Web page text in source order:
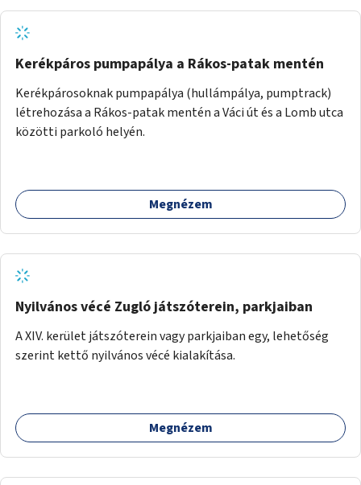
Kerékpáros pumpapálya a Rákos-patak mentén
Kerékpárosoknak pumpapálya (hullámpálya, pumptrack)
létrehozása a Rákos-patak mentén a Váci út és a Lomb utca
közötti parkoló helyén.
Megnézem
Nyilvános vécé Zugló játszóterein, parkjaiban
A XIV. kerület játszóterein vagy parkjaiban egy, lehetőség
szerint kettő nyilvános vécé kialakítása.
Megnézem